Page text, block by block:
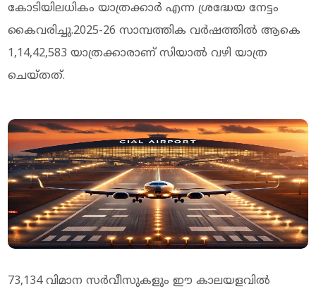
കോടിയിലധികം യാത്രക്കാർ എന്ന ശ്രദ്ധേയ നേട്ടം
കൈവരിച്ചു.2025-26 സാമ്പത്തിക വർഷത്തിൽ ആകെ
1,14,42,583 യാത്രക്കാരാണ് സിയാൽ വഴി യാത്ര
ചെയ്തത്.
73,134 വിമാന സർവീസുകളും ഈ കാലയളവിൽ